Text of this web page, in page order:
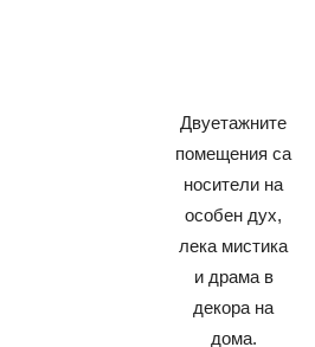
Двуетажните
помещения са
носители на
особен дух,
лека мистика
и драма в
декора на
дома.